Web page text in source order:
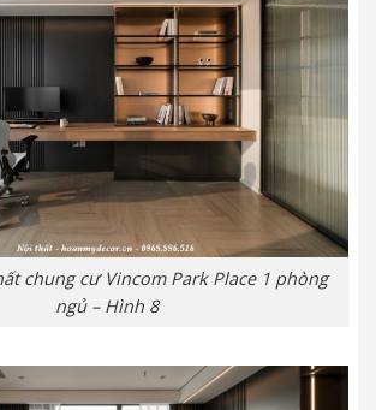
chung cư Vincom Park Place 1 phòng
ngủ – Hình 8